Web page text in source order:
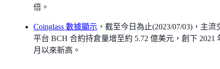
倍。
Coinglass 數據顯示 ，截至今日為止(2023/07/03)，主流
平台 BCH 合約持倉量增至約 5.72 億美元，創下 2021
月以來新高。